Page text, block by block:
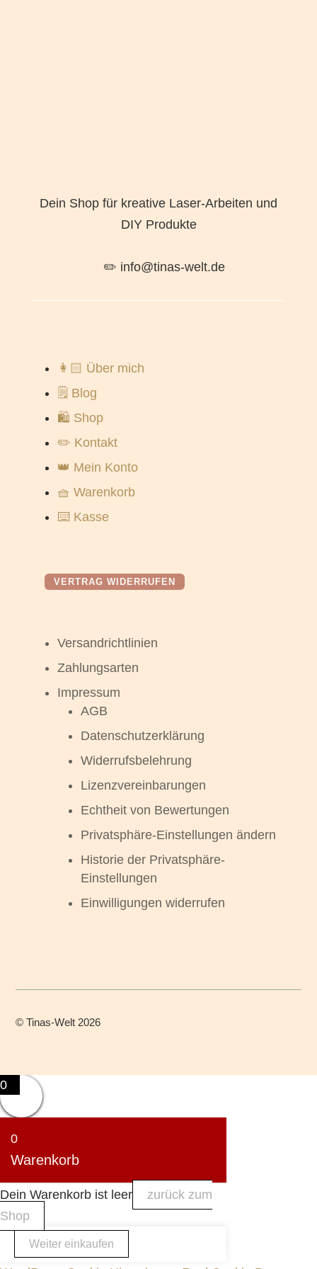
Dein Shop für kreative Laser-Arbeiten und
DIY Produkte
✏️ info@tinas-welt.de
👩🏻 Über mich
🗒️ Blog
🛍️ Shop
✏️ Kontakt
👑 Mein Konto
🧺 Warenkorb
⌨️ Kasse
VERTRAG WIDERRUFEN
Versandrichtlinien
Zahlungsarten
Impressum
AGB
Datenschutzerklärung
Widerrufsbelehrung
Lizenzvereinbarungen
Echtheit von Bewertungen
Privatsphäre-Einstellungen ändern
Historie der Privatsphäre-
Einstellungen
Einwilligungen widerrufen
©Tinas-Welt 2026
0
0
Warenkorb
Dein Warenkorb ist leer
zurück zum
Shop
Weiter einkaufen